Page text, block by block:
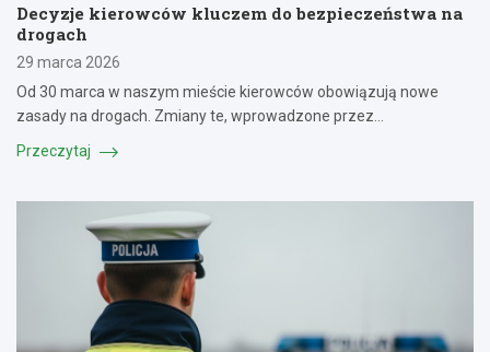
Decyzje kierowców kluczem do bezpieczeństwa na
drogach
29 marca 2026
Od 30 marca w naszym mieście kierowców obowiązują nowe
zasady na drogach. Zmiany te, wprowadzone przez…
Przeczytaj